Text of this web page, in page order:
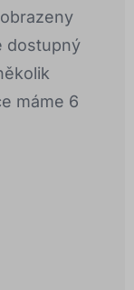
dostupný
máme 6